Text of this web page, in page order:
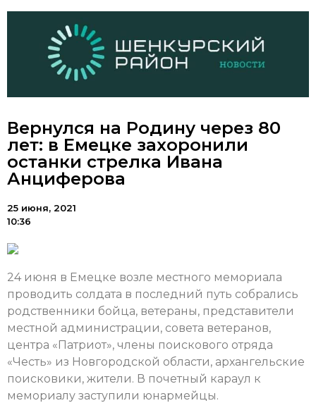
Вернулся на Родину через 80
лет: в Емецке захоронили
останки стрелка Ивана
Анциферова
25 июня, 2021
10:36
24 июня в Емецке возле местного мемориала
проводить солдата в последний путь собрались
родственники бойца, ветераны, представители
местной администрации, совета ветеранов,
центра «Патриот», члены поискового отряда
«Честь» из Новгородской области, архангельские
поисковики, жители. В почетный караул к
мемориалу заступили юнармейцы.